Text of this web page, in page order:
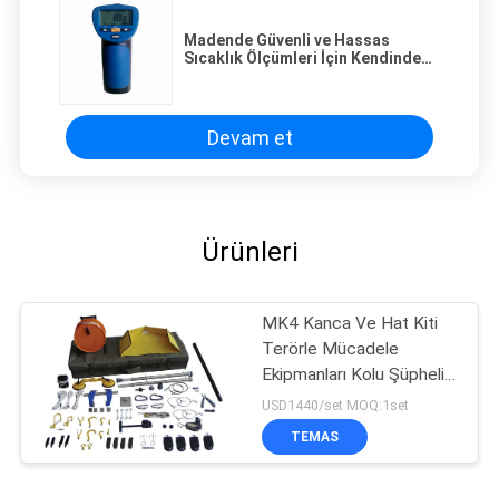
Madende Güvenli ve Hassas
Sıcaklık Ölçümleri İçin Kendinden
Devam et
Ürünleri
MK4 Kanca Ve Hat Kiti
Terörle Mücadele
Ekipmanları Kolu Şüpheli
Patlayıcı için
USD1440/set MOQ:1set
TEMAS